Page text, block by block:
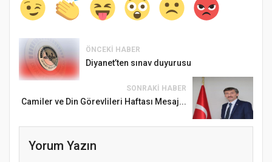
ÖNCEKI HABER
Diyanet’ten sınav duyurusu
SONRAKI HABER
Camiler ve Din Görevlileri Haftası Mesaj...
Yorum Yazın